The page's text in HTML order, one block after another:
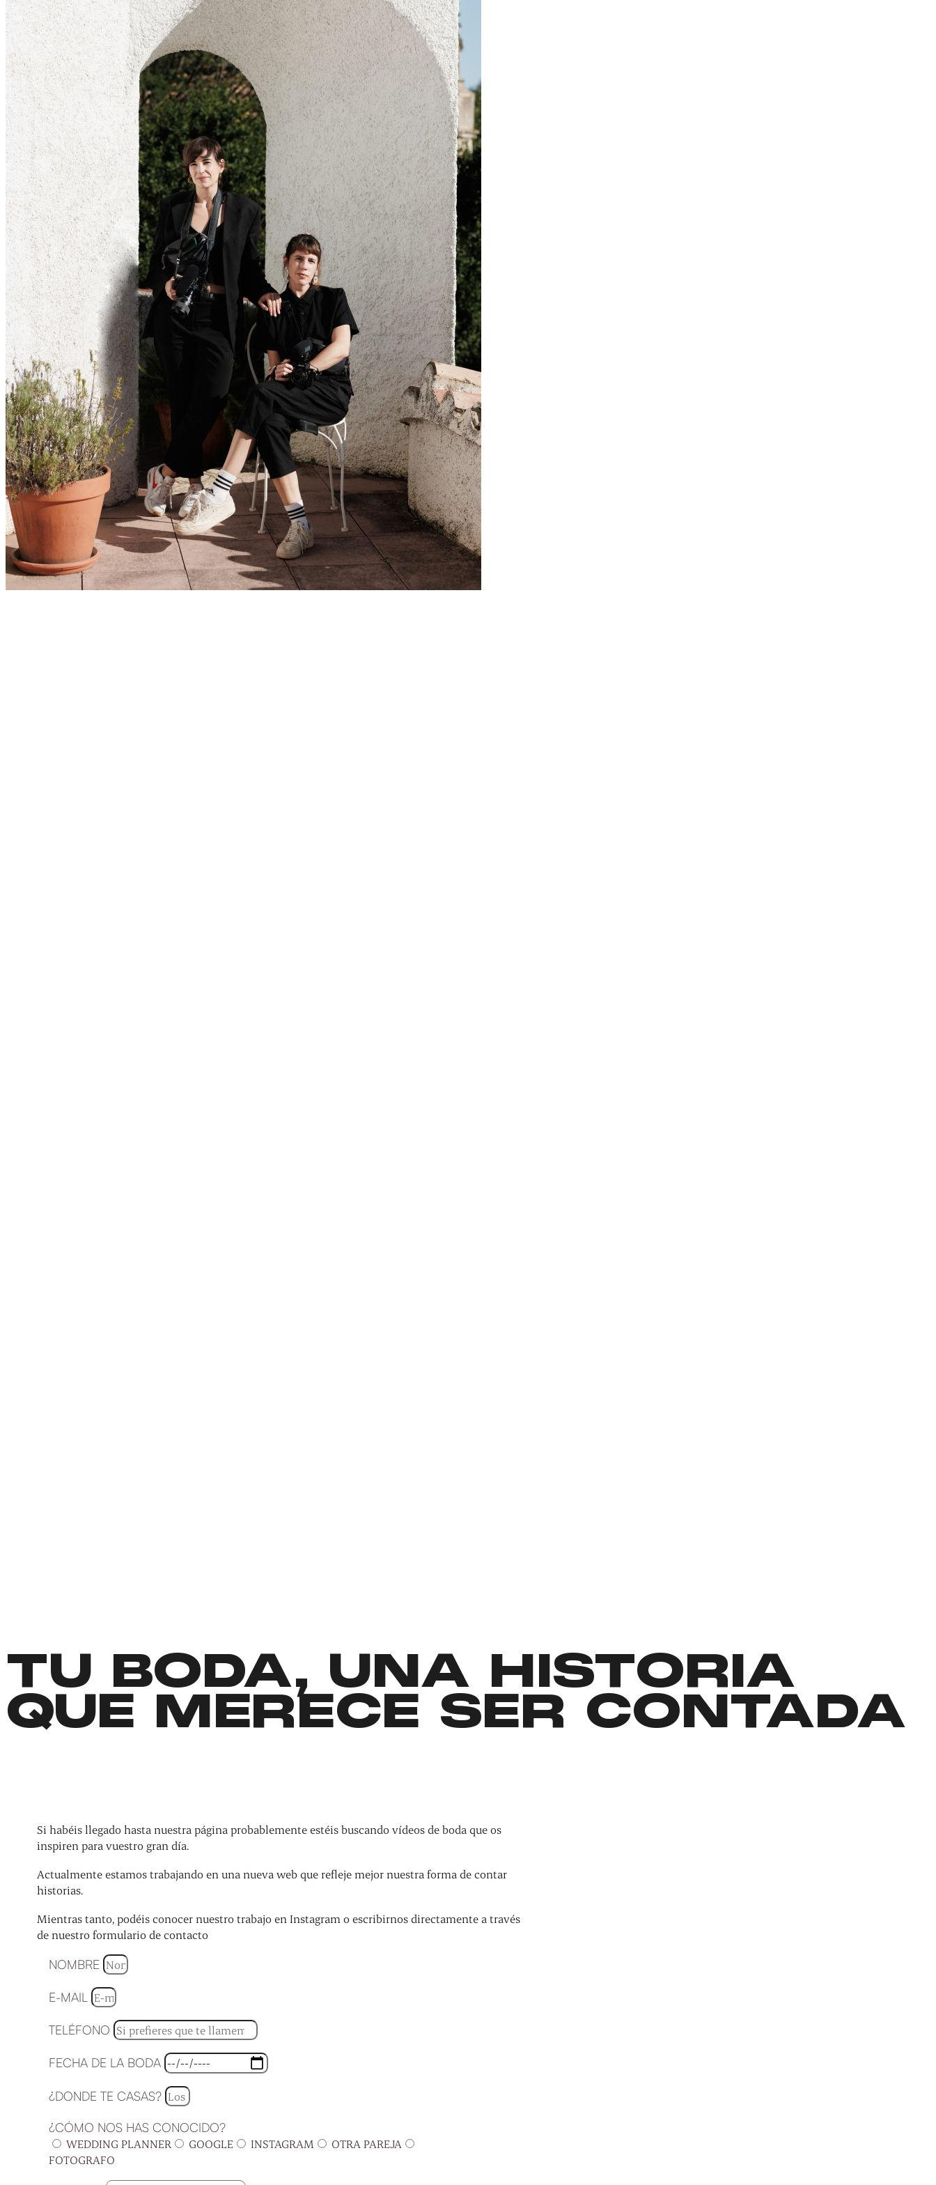
TU BODA, UNA HISTORIA
QUE MERECE SER CONTADA
Si habéis llegado hasta nuestra página probablemente estéis buscando vídeos de boda que os
inspiren para vuestro gran día.
Actualmente estamos trabajando en una nueva web que refleje mejor nuestra forma de contar
historias.
Mientras tanto, podéis conocer nuestro trabajo en Instagram o escribirnos directamente a través
de nuestro formulario de contacto
NOMBRE
E-MAIL
TELÉFONO
FECHA DE LA BODA
¿DONDE TE CASAS?
¿CÓMO NOS HAS CONOCIDO?
WEDDING PLANNER GOOGLE INSTAGRAM
OTRA PAREJA
FOTOGRAFO